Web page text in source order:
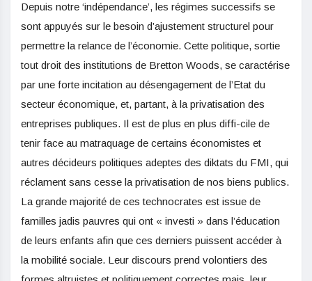
Depuis notre ‘indépendance’, les régimes successifs se
sont appuyés sur le besoin d’ajustement structurel pour
permettre la relance de l’économie. Cette politique, sortie
tout droit des institutions de Bretton Woods, se caractérise
par une forte incitation au désengagement de l’Etat du
secteur économique, et, partant, à la privatisation des
entreprises publiques. Il est de plus en plus diffi-cile de
tenir face au matraquage de certains économistes et
autres décideurs politiques adeptes des diktats du FMI, qui
réclament sans cesse la privatisation de nos biens publics.
La grande majorité de ces technocrates est issue de
familles jadis pauvres qui ont « investi » dans l’éducation
de leurs enfants afin que ces derniers puissent accéder à
la mobilité sociale. Leur discours prend volontiers des